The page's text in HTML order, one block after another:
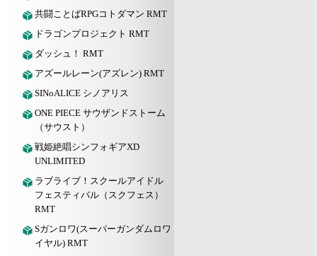
共闘ことばRPGコトダマン RMT
ドラゴンプロジェクト RMT
ダッシュ！ RMT
アズールレーン(アズレン) RMT
SINoALICE シノアリス
ONE PIECE サウザンドストーム
（サウスト）
戦姫絶唱シンフォギアXD
UNLIMITED
ラブライブ！スクールアイドル
フェスティバル（スクフェス）
RMT
Sガンロワ(スーパーガンダムロワ
イヤル) RMT